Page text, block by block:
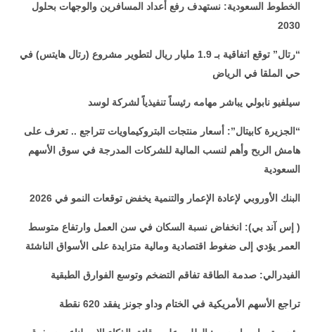
الخطوط السعودية: نستهدف رفع أعداد المسافرين والوجهات بحلول
2030
“رتال” توقع اتفاقية بـ 1.9 مليار ريال لتطوير مشروع (رتال هايتس) في
حي الملقا في الرياض
سيلفيو نابولي يباشر مهامه رئيساً تنفيذياً لشركة لوسد
“الجزيرة كابيتال”: أسعار منتجات البتروكيماويات تتراجع .. تعرف على
هامش الربح وأهم لنسب المالية للشركات المدرجة في سوق الأسهم
السعودية
البنك الأوروبي لإعادة الإعمار والتنمية يخفض توقعات النمو في 2026
( إس آند بي): انخفاض نسبة السكان في سن العمل وارتفاع متوسط
العمر يؤدي إلى ضغوط اقتصادية ومالية متزايدة على الأسواق الناشئة
الفيدرالي: صدمة الطاقة تفاقم التضخم وتوسع الفوارق الطبقية
تراجع الأسهم الأمريكية في الختام وداو جونز يفقد 620 نقطة